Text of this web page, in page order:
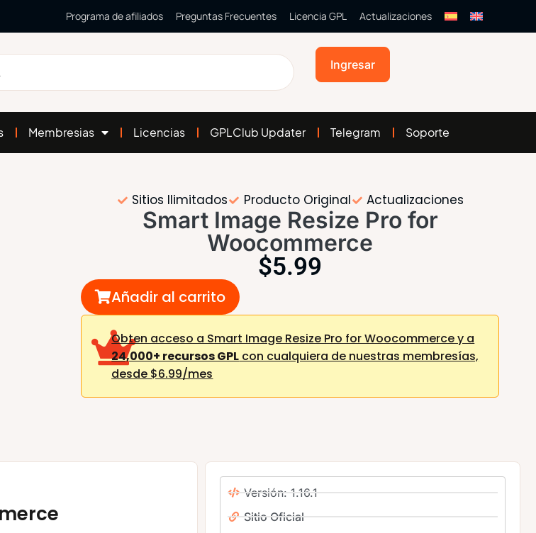
Programa de afiliados Preguntas Frecuentes Licencia GPL Actualizaciones
Ingresar
Membresias Licencias GPLClub Updater Telegram Soporte
Sitios Ilimitados Producto Original Actualizaciones
Smart Image Resize Pro for
Woocommerce
$5.99
Añadir al carrito
Obten acceso a Smart Image Resize Pro for Woocommerce y a
24,000+ recursos GPL con cualquiera de nuestras membresías,
desde $6.99/mes
Versión: 1.16.1
Sitio Oficial